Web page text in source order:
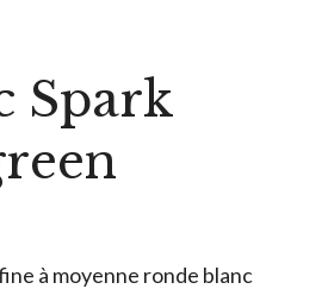
Spark
à moyenne ronde blanc